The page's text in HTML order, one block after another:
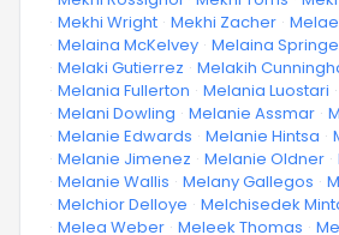
· Mekhi Wright · Mekhi Zacher ·
· Melaina McKelvey · Melaina
· Melaki Gutierrez · Melakih
· Melania Fullerton · Melania Luostari ·
· Melani Dowling · Melanie Assmar ·
· Melanie Edwards · Melanie Hintsa ·
· Melanie Jimenez · Melanie Oldner ·
· Melanie Wallis · Melany Gallegos ·
· Melchior Delloye · Melchisedek
· Melea Weber · Meleek Thomas ·